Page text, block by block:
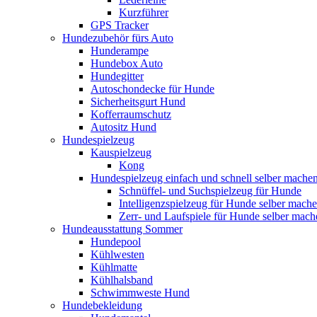
Kurzführer
GPS Tracker
Hundezubehör fürs Auto
Hunderampe
Hundebox Auto
Hundegitter
Autoschondecke für Hunde
Sicherheitsgurt Hund
Kofferraumschutz
Autositz Hund
Hundespielzeug
Kauspielzeug
Kong
Hundespielzeug einfach und schnell selber machen
Schnüffel- und Suchspielzeug für Hunde
Intelligenzspielzeug für Hunde selber
Zerr- und Laufspiele für Hunde selber
Hundeausstattung Sommer
Hundepool
Kühlwesten
Kühlmatte
Kühlhalsband
Schwimmweste Hund
Hundebekleidung